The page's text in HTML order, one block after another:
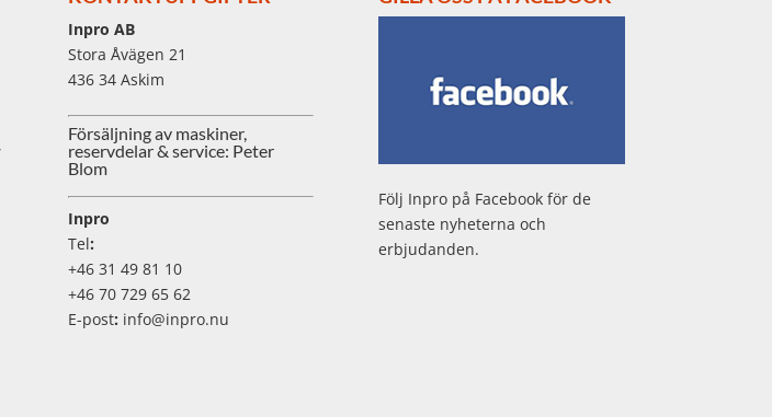
Inpro AB
Stora Åvägen 21
436 34 Askim
Försäljning av maskiner,
reservdelar & service: Peter
Blom
Inpro
Tel:
+46 31 49 81 10
+46 70 729 65 62
E-post: info@inpro.nu
Följ Inpro på Facebook för de
senaste nyheterna och
erbjudanden.